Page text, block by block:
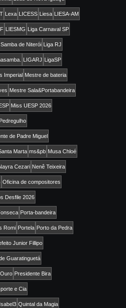
Lexa LICESS Liesa LIESA-AM
LIESMG Liga Carnaval SP
de Niterói Liga RJ
LIGARJ LigaSP
Imperial Mestre de bateria
Mestre Sala&Portabandeira
Miss UESP 2026
de Padre Miguel
Marta ms&pb Musa Chloé
Cezari Nenê Teixeira
Oficina de compositores
Desfile 2026
Porta-bandeira
Romi Portela Porto da Pedra
Junior Fillipo
Guaratinguetá
Presidente Bira
e Cia
Quintal da Magia